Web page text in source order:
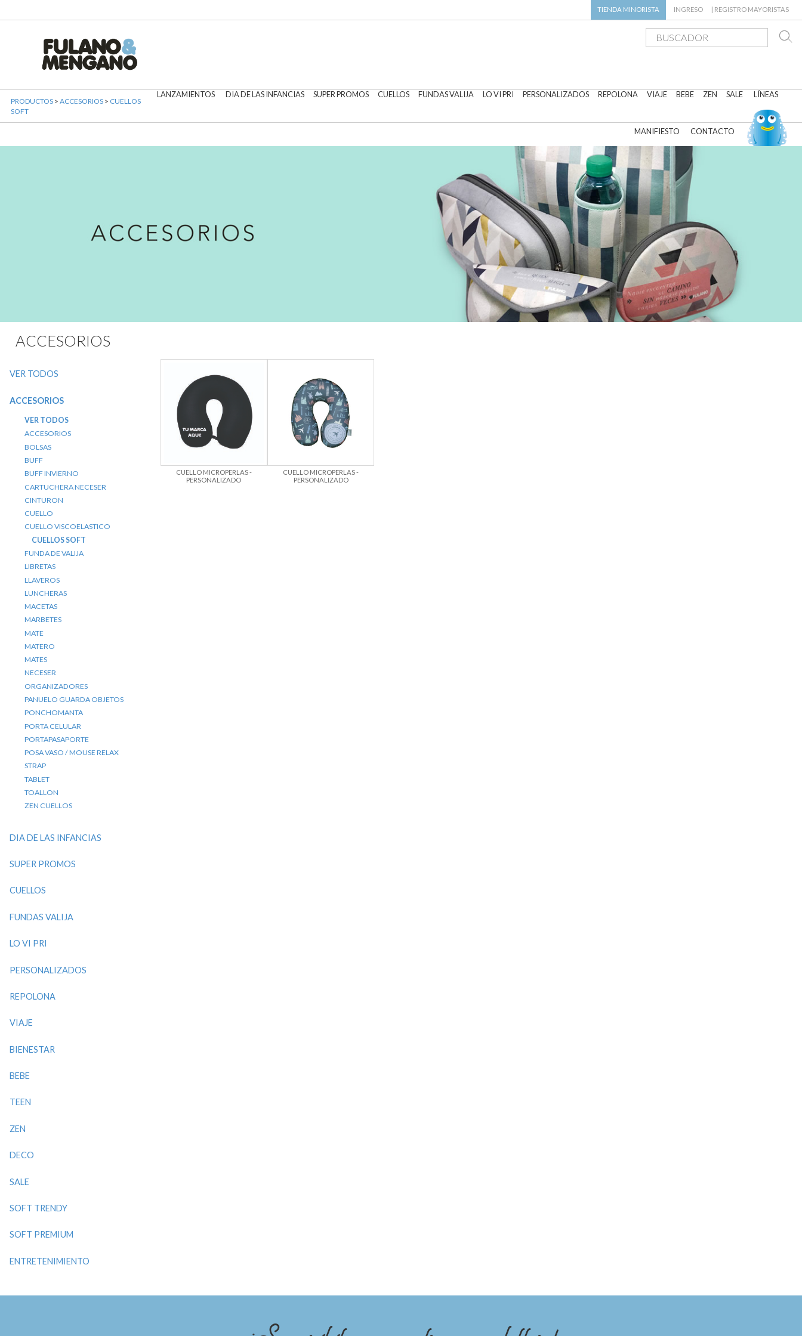
TIENDA MINORISTA INGRESO REGISTRO MAYORISTAS
LANZAMIENTOS DIA DE LAS INFANCIAS SUPER PROMOS CUELLOS FUNDAS VALIJA LO VI PRI PERSONALIZADOS REPOLONA VIAJE BEBE ZEN SALE LÍNEAS
MANIFIESTO CONTACTO
PRODUCTOS > ACCESORIOS > CUELLOS
SOFT
ACCESORIOS
VER TODOS
ACCESORIOS
VER TODOS
ACCESORIOS
BOLSAS
BUFF
BUFF INVIERNO
CARTUCHERA NECESER
CINTURON
CUELLO
CUELLO VISCOELASTICO
CUELLOS SOFT
FUNDA DE VALIJA
LIBRETAS
LLAVEROS
LUNCHERAS
MACETAS
MARBETES
MATE
MATERO
MATES
NECESER
ORGANIZADORES
PANUELO GUARDA OBJETOS
PONCHOMANTA
PORTA CELULAR
PORTAPASAPORTE
POSA VASO / MOUSE RELAX
STRAP
TABLET
TOALLON
ZEN CUELLOS
DIA DE LAS INFANCIAS
SUPER PROMOS
CUELLOS
FUNDAS VALIJA
LO VI PRI
PERSONALIZADOS
REPOLONA
VIAJE
BIENESTAR
BEBE
TEEN
ZEN
DECO
SALE
SOFT TRENDY
SOFT PREMIUM
ENTRETENIMIENTO
CUELLO MICROPERLAS -
PERSONALIZADO
CUELLO MICROPERLAS -
PERSONALIZADO